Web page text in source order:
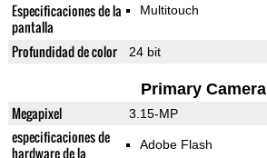
Especificaciones de la
pantalla
Multitouch
Profundidad de color 24 bit
Primary Camera
Megapixel 3.15-MP
especificaciones de
hardware de la
Adobe Flash